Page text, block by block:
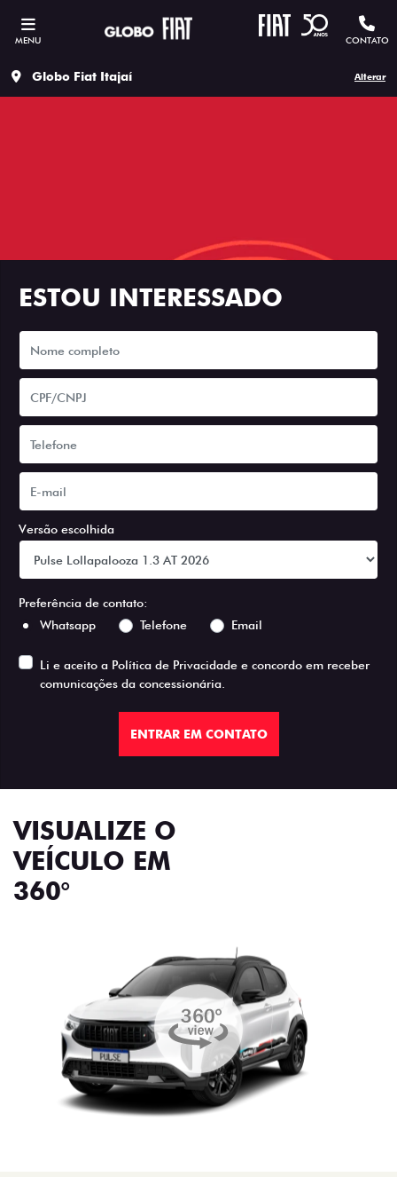
MENU CONTATO
Globo Fiat Itajaí Alterar
ESTOU INTERESSADO
Versão escolhida
Preferência de contato:
Whatsapp
Telefone Email
Li e aceito a Política de Privacidade e concordo em receber
comunicações da concessionária.
ENTRAR EM CONTATO
VISUALIZE O
VEÍCULO EM
360°